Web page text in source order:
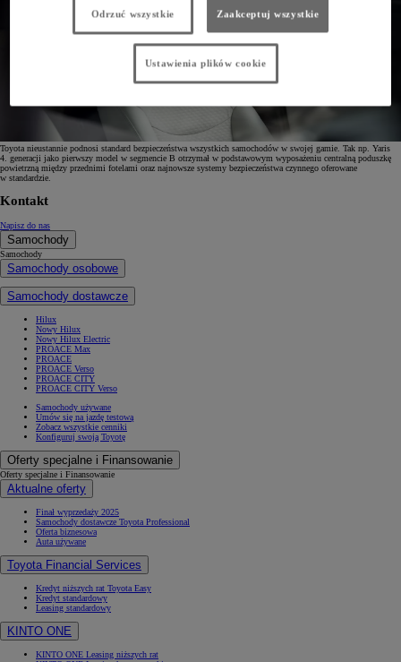
Toyota nieustannie podnosi standard bezpieczeństwa wszystkich samochodów w swojej gamie. Tak np. Yaris
4. generacji jako pierwszy model w segmencie B otrzymał w podstawowym wyposażeniu centralną poduszkę
powietrzną między przednimi fotelami oraz najnowsze systemy bezpieczeństwa czynnego oferowane
w standardzie.
Kontakt
Napisz do nas
Samochody
Samochody
Samochody osobowe
Samochody dostawcze
Hilux
Nowy Hilux
Nowy Hilux Electric
PROACE Max
PROACE
PROACE Verso
PROACE CITY
PROACE CITY Verso
Samochody używane
Umów się na jazdę testową
Zobacz wszystkie cenniki
Konfiguruj swoją Toyotę
Oferty specjalne i Finansowanie
Oferty specjalne i Finansowanie
Aktualne oferty
Finał wyprzedaży 2025
Samochody dostawcze Toyota Professional
Oferta biznesowa
Auta używane
Toyota Financial Services
Kredyt niższych rat Toyota Easy
Kredyt standardowy
Leasing standardowy
KINTO ONE
KINTO ONE Leasing niższych rat
Odrzuć wszystkie Zaakceptuj wszystkie
Ustawienia plików cookie